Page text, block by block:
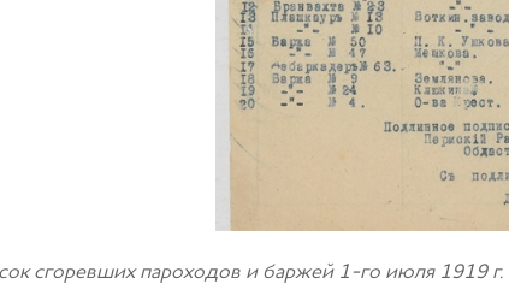
сгоревших пароходов и баржей 1-го июля 1919 г.